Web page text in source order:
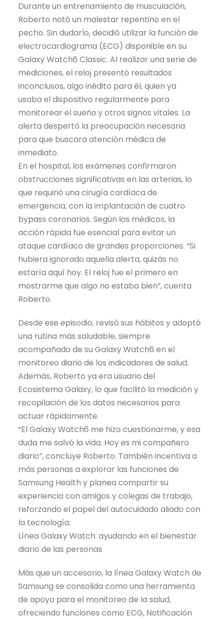
Durante un entrenamiento de musculación,
Roberto notó un malestar repentino en el
pecho. Sin dudarlo, decidió utilizar la función de
electrocardiograma (ECG) disponible en su
Galaxy Watch6 Classic. Al realizar una serie de
mediciones, el reloj presentó resultados
inconclusos, algo inédito para él, quien ya
usaba el dispositivo regularmente para
monitorear el sueño y otros signos vitales. La
alerta despertó la preocupación necesaria
para que buscara atención médica de
inmediato.
En el hospital, los exámenes confirmaron
obstrucciones significativas en las arterias, lo
que requirió una cirugía cardíaca de
emergencia, con la implantación de cuatro
bypass coronarios. Según los médicos, la
acción rápida fue esencial para evitar un
ataque cardíaco de grandes proporciones. “Si
hubiera ignorado aquella alerta, quizás no
estaría aquí hoy. El reloj fue el primero en
mostrarme que algo no estaba bien”, cuenta
Roberto.
Desde ese episodio, revisó sus hábitos y adoptó
una rutina más saludable, siempre
acompañado de su Galaxy Watch6 en el
monitoreo diario de los indicadores de salud.
Además, Roberto ya era usuario del
Ecosistema Galaxy, lo que facilitó la medición y
recopilación de los datos necesarios para
actuar rápidamente.
“El Galaxy Watch6 me hizo cuestionarme, y esa
duda me salvó la vida. Hoy es mi compañero
diario”, concluye Roberto. También incentiva a
más personas a explorar las funciones de
Samsung Health y planea compartir su
experiencia con amigos y colegas de trabajo,
reforzando el papel del autocuidado aliado con
la tecnología.
Línea Galaxy Watch: ayudando en el bienestar
diario de las personas
Más que un accesorio, la línea Galaxy Watch de
Samsung se consolida como una herramienta
de apoyo para el monitoreo de la salud,
ofreciendo funciones como ECG, Notificación